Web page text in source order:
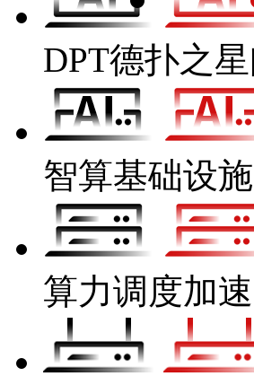
DPT德扑之
智算基础设施
算力调度加速